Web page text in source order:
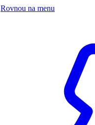
Rovnou na menu